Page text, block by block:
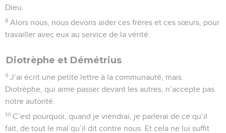
Dieu.
8 Alors nous, nous devons aider ces frères et ces sœurs, pour
travailler avec eux au service de la vérité.
Diotrèphe et Démétrius
9 J’ai écrit une petite lettre à la communauté, mais
Diotrèphe, qui aime passer devant les autres, n’accepte pas
notre autorité.
10 C’est pourquoi, quand je viendrai, je parlerai de ce qu’il
fait, de tout le mal qu’il dit contre nous. Et cela ne lui suffit